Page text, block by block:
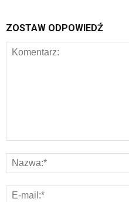
ZOSTAW ODPOWIEDŹ